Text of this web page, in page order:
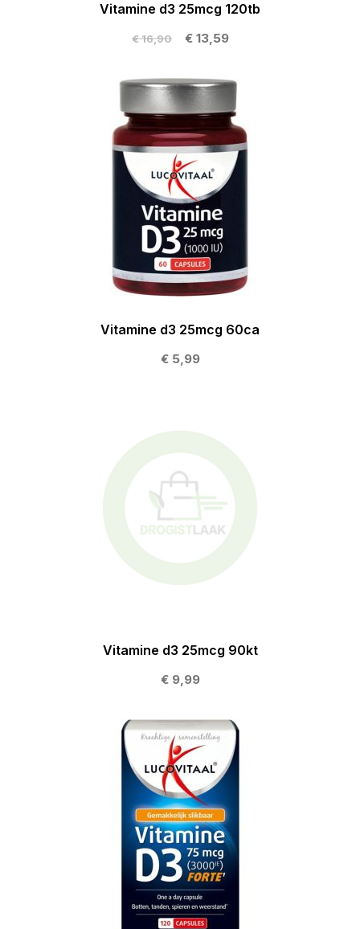
Vitamine d3 25mcg 120tb
€ 13,59
€ 16,90
Vitamine d3 25mcg 60ca
€ 5,99
Vitamine d3 25mcg 90kt
€ 9,99